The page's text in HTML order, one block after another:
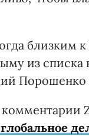
близким к
из
Порошенко